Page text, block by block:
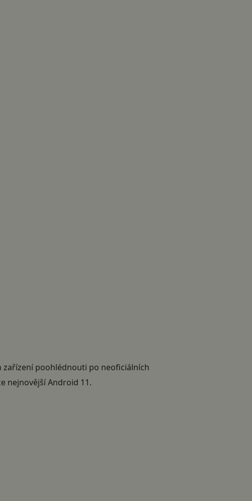
poohlédnouti po neoficiálních
nejnovější Android 11.